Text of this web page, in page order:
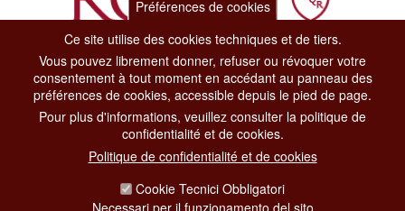
Dipartimento Grandi Eventi, Sport, Turismo e Moda.
Via di San Basilio, 51
00187 Roma
CONTACT CENTER TEL. 06 06 08
CONTATTA LA REDAZIONE
Préférences de cookies
Ce site utilise des cookies techniques et de tiers.
Vous pouvez librement donner, refuser ou révoquer votre
consentement à tout moment en accédant au panneau des
préférences de cookies, accessible depuis le pied de page.
Pour plus d'informations, veuillez consulter la politique de
confidentialité et de cookies.
Politique de confidentialité et de cookies
Cookie Tecnici Obbligatori
Necessari per il funzionamento del sito